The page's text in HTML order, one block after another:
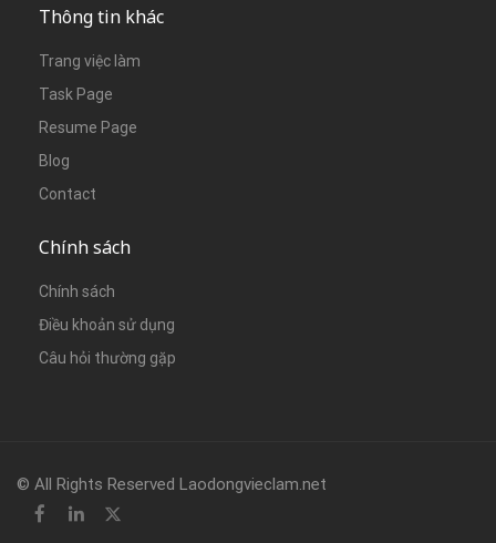
Thông tin khác
Trang việc làm
Task Page
Resume Page
Blog
Contact
Chính sách
Chính sách
Điều khoản sử dụng
Câu hỏi thường gặp
© All Rights Reserved Laodongvieclam.net